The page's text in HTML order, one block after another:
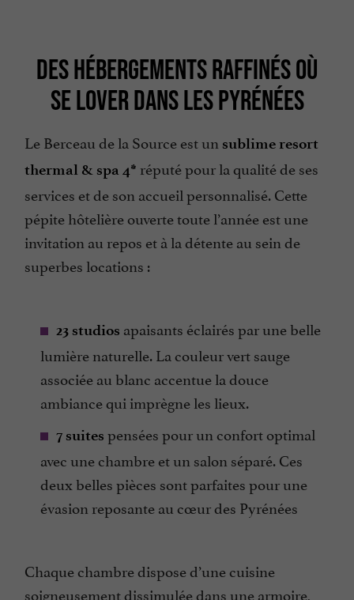
DES HÉBERGEMENTS RAFFINÉS OÙ
SE LOVER DANS LES PYRÉNÉES
Le Berceau de la Source est un sublime resort
thermal & spa 4* réputé pour la qualité de ses
services et de son accueil personnalisé. Cette
pépite hôtelière ouverte toute l’année est une
invitation au repos et à la détente au sein de
superbes locations :
23 studios apaisants éclairés par une belle
lumière naturelle. La couleur vert sauge
associée au blanc accentue la douce
ambiance qui imprègne les lieux.
7 suites pensées pour un confort optimal
avec une chambre et un salon séparé. Ces
deux belles pièces sont parfaites pour une
évasion reposante au cœur des Pyrénées
Chaque chambre dispose d’une cuisine
soigneusement dissimulée dans une armoire,